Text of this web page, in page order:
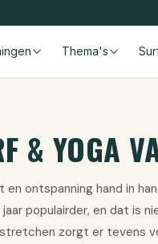
Thema's
& YOGA
ontspanning hand in
populairder, en dat is
zorgt er tevens